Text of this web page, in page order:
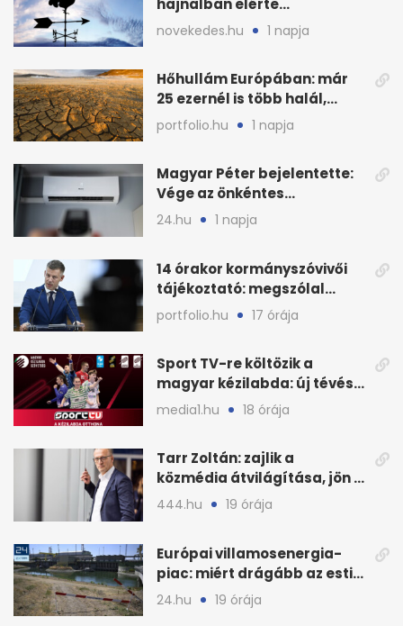
Magyarország határát
novekedes.hu 1 napja
Hőhullám Európában: már
25 ezernél is több halál,
folytatódhat
portfolio.hu 1 napja
Magyar Péter bejelentette:
Vége az önkéntes
fogyasztáscsökkentésnek
24.hu 1 napja
14 órakor kormányszóvivői
tájékoztató: megszólal
Magyar Péter is
portfolio.hu 17 órája
Sport TV-re költözik a
magyar kézilabda: új tévés
megállapodás
media1.hu 18 órája
Tarr Zoltán: zajlik a
közmédia átvilágítása, jön a
nyilvános véleményezés
444.hu 19 órája
Európai villamosenergia-
piac: miért drágább az esti
áram Magyarországon
24.hu 19 órája